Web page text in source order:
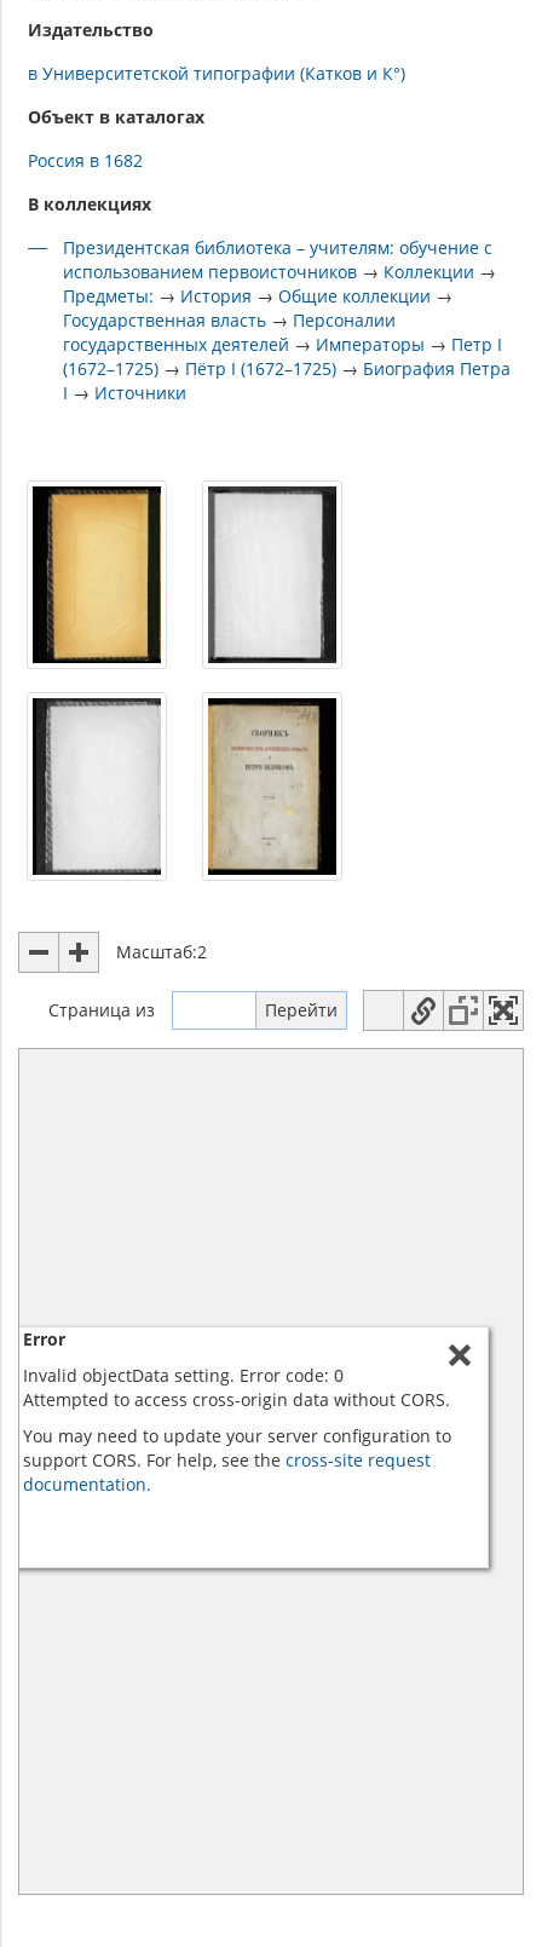
Издательство
в Университетской типографии (Катков и К°)
Объект в каталогах
Россия в 1682
В коллекциях
Президентская библиотека – учителям: обучение с
использованием первоисточников → Коллекции →
Предметы: → История →Общие коллекции →
Государственная власть → Персоналии
государственных деятелей → Императоры → Петр I
(1672–1725) → Пётр I (1672–1725) → Биография Петра
I → Источники
Масштаб:2
Страница из
Error
Invalid objectData setting. Error code: 0
Attempted to access cross-origin data without CORS.
You may need to update your server configuration to
support CORS. For help, see the cross-site request
documentation.